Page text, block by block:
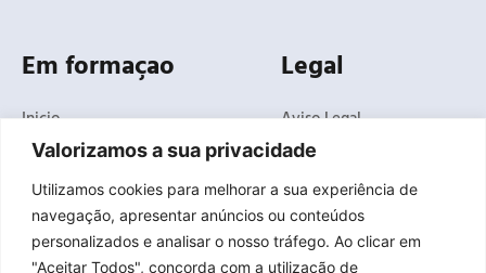
Valorizamos a sua privacidade
Utilizamos cookies para melhorar a sua experiência de
navegação, apresentar anúncios ou conteúdos
personalizados e analisar o nosso tráfego. Ao clicar em
"Aceitar Todos", concorda com a utilização de
Em formaçao
Inicio
O Negócio
Soluções
Noticias
Delegações
Legal
Aviso Legal
Politica de Privacidade
Termos e condições
gerais de venda
Canal de Denúncias